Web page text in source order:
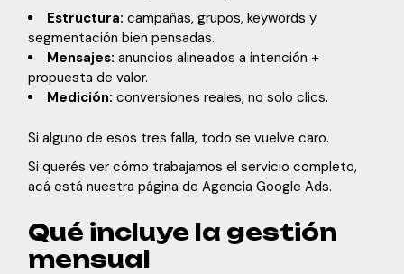
Estructura: campañas, grupos, keywords y
segmentación bien pensadas.
Mensajes: anuncios alineados a intención +
propuesta de valor.
Medición: conversiones reales, no solo clics.
Si alguno de esos tres falla, todo se vuelve caro.
Si querés ver cómo trabajamos el servicio completo,
acá está nuestra página deAgencia Google Ads.
Qué incluye la gestión
mensual